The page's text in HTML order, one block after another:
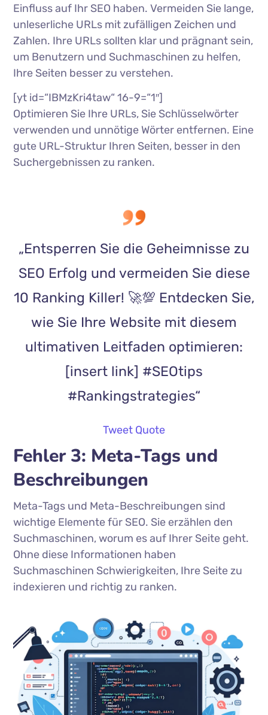
Einfluss auf Ihr SEO haben. Vermeiden Sie lange,
unleserliche URLs mit zufälligen Zeichen und
Zahlen. Ihre URLs sollten klar und prägnant sein,
um Benutzern und Suchmaschinen zu helfen,
Ihre Seiten besser zu verstehen.
[yt id=“IBMzKri4taw“ 16-9=“1″]
Optimieren Sie Ihre URLs, Sie Schlüsselwörter
verwenden und unnötige Wörter entfernen. Eine
gute URL-Struktur Ihren Seiten, besser in den
Suchergebnissen zu ranken.
„Entsperren Sie die Geheimnisse zu
SEO Erfolg und vermeiden Sie diese
10 Ranking Killer! 🚀💯 Entdecken Sie,
wie Sie Ihre Website mit diesem
ultimativen Leitfaden optimieren:
[insert link] #SEOtips
#Rankingstrategies“
Tweet Quote
Fehler 3: Meta-Tags und
Beschreibungen
Meta-Tags und Meta-Beschreibungen sind
wichtige Elemente für SEO. Sie erzählen den
Suchmaschinen, worum es auf Ihrer Seite geht.
Ohne diese Informationen haben
Suchmaschinen Schwierigkeiten, Ihre Seite zu
indexieren und richtig zu ranken.